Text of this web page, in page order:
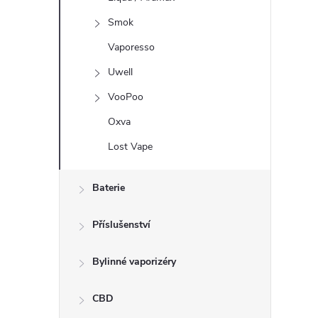
Smok
Vaporesso
Uwell
VooPoo
Oxva
Lost Vape
Baterie
Příslušenství
Bylinné vaporizéry
CBD